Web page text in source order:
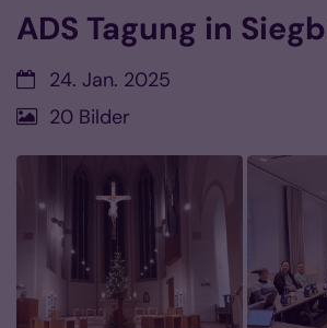
ADS Tagung in
Datum:24. Jan. 2025
20 Bilder